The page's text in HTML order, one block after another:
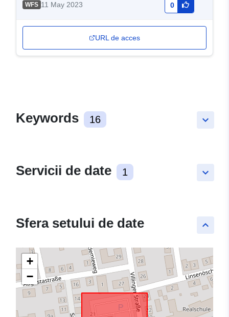
WFS 11 May 2023 0
URL de acces
keyboard_arrow_down
Keywords 16
keyboard_arrow_down
Servicii de date 1
keyboard_arrow_up
Sfera setului de date
+
−